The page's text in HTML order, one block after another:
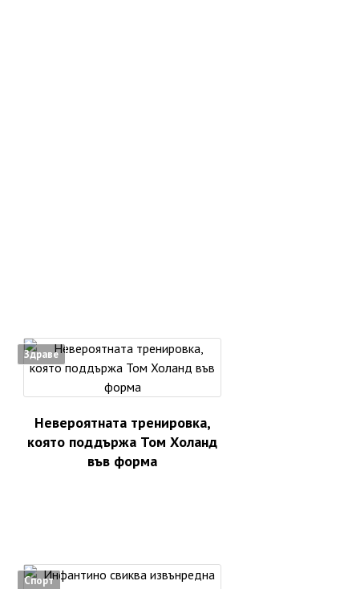
Здраве
Невероятната тренировка,
която поддържа Том Холанд
във форма
Спорт